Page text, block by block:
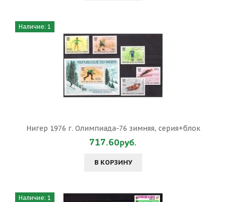
Наличие: 1
Нигер 1976 г. Олимпиада-76 зимняя, серия+блок
717.60руб.
В КОРЗИНУ
Наличие: 1